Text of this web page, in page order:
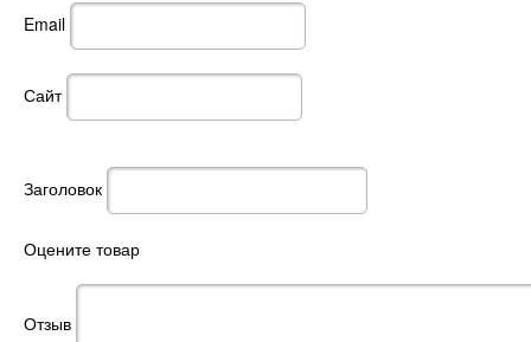
Email
Сайт
Заголовок
Оцените товар
Отзыв